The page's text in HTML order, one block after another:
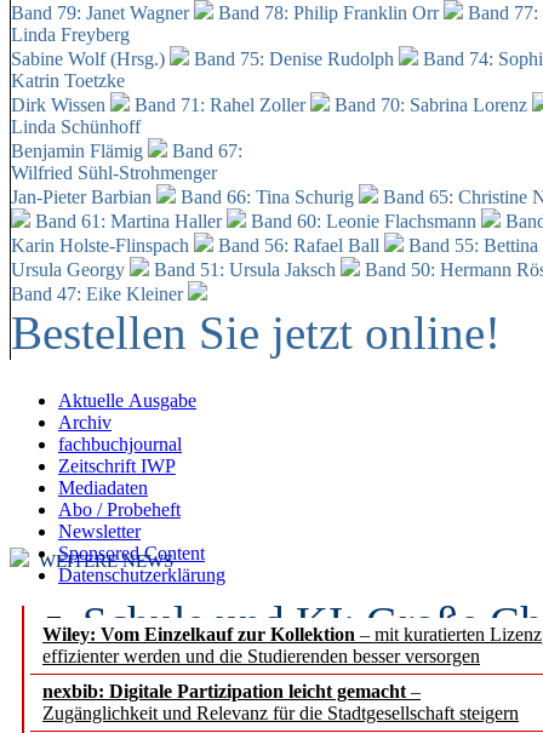
Band 79: Janet Wagner Band 78: Philip Franklin Orr
Band
Linda Freyberg
Sabine Wolf (Hrsg.)
Band 75: Denise Rudolph
Band 74:
Katrin Toetzke
Dirk Wissen
Band 71: Rahel Zoller
Band 70: Sabrina Lorenz
Linda Schünhoff
Benjamin Flämig
Band 67:
Wilfried Sühl-Strohmenger
Jan-Pieter Barbian
Band 66: Tina Schurig
Band 65: Christine
Band 61: Martina Haller
Band 60: Leonie Flachsmann
Karin Holste-Flinspach
Band 56: Rafael Ball
Band 55:
Ursula Georgy
Band 51: Ursula Jaksch Band 50: Hermann
Band 47: Eike Kleiner
Bestellen Sie jetzt online!
Aktuelle Ausgabe
Archiv
fachbuchjournal
Zeitschrift IWP
Mediadaten
Abo / Probeheft
Newsletter
Sponsored Content
Datenschutzerklärung
Wiley: Vom Einzelkauf zur Kollektion – mit kuratierten
effizienter werden und die Studierenden besser versorgen
nexbib: Digitale Partizipation leicht gemacht –
Zugänglichkeit und Relevanz für die Stadtgesellschaft steigern
WEITERE NEWS
Schule und KI: Große
Voraussetzungen